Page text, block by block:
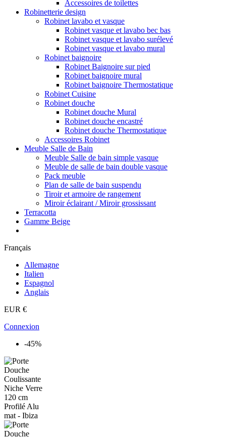
Accessoires de toilettes
Robinetterie design
Robinet lavabo et vasque
Robinet vasque et lavabo bec bas
Robinet vasque et lavabo surélevé
Robinet vasque et lavabo mural
Robinet baignoire
Robinet Baignoire sur pied
Robinet baignoire mural
Robinet baignoire Thermostatique
Robinet Cuisine
Robinet douche
Robinet douche Mural
Robinet douche encastré
Robinet douche Thermostatique
Accessoires Robinet
Meuble Salle de Bain
Meuble Salle de bain simple vasque
Meuble de salle de bain double vasque
Pack meuble
Plan de salle de bain suspendu
Tiroir et armoire de rangement
Miroir éclairant / Miroir grossissant
Terracotta
Gamme Beige
Français
Allemagne
Italien
Espagnol
Anglais
EUR €
Connexion
-45%